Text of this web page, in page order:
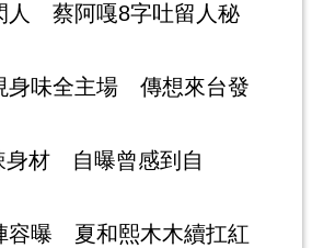
人 蔡阿嘎8字吐留人秘
身味全主場 傳想來台發
身材 自曝曾感到自
容曝 夏和熙木木續扛紅